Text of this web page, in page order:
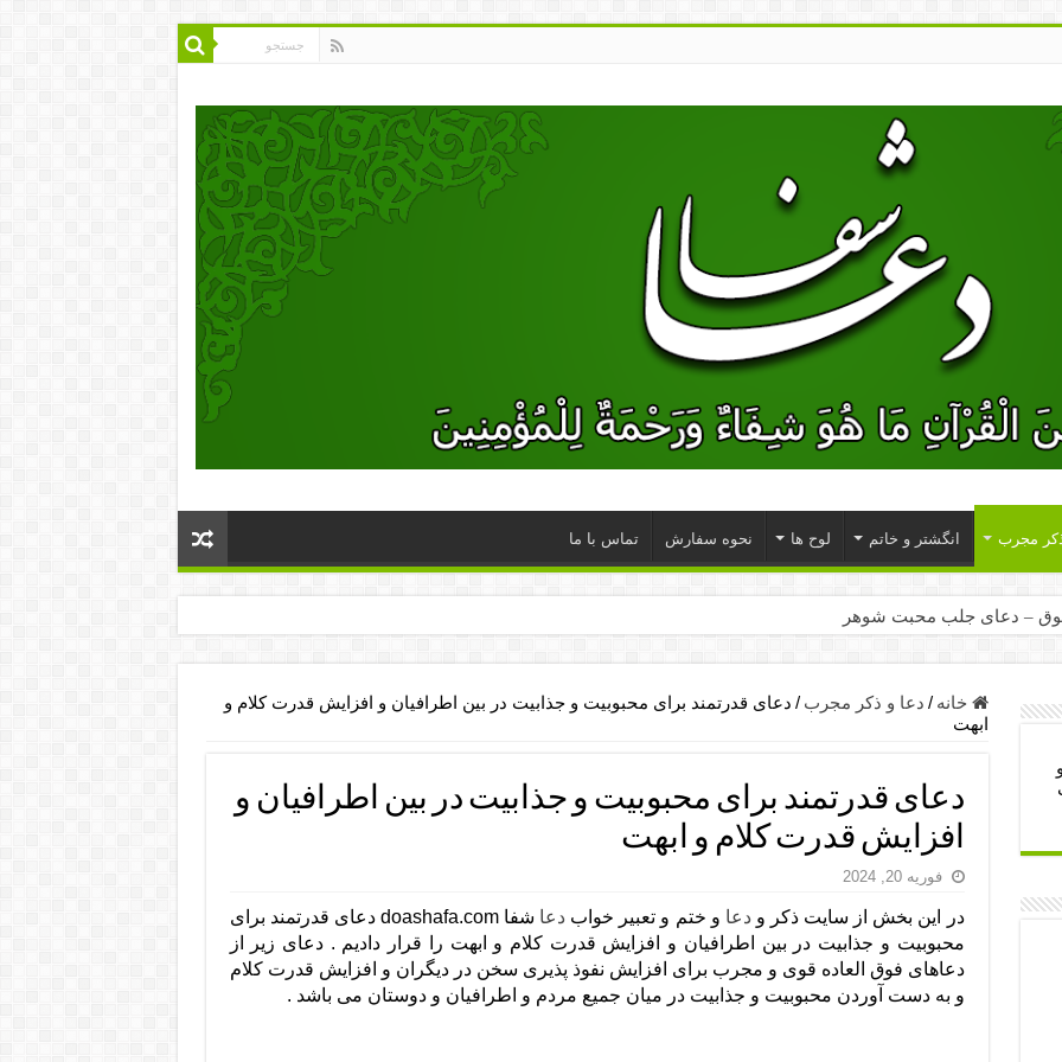
مجرب انگشتر و خاتم لوح ها نحوه سفارش تماس با ما
– دعای جلب محبت شوهر
– دعای یا من اظهر الجمیل برای حاجت
آن ها – ذکر مخصوص مستجاب الدعوه شدن
– دعای ترس و بی خوابی کودکان
دعای رفع مشکلات و طلب حاجت
– آیه‌ جلب ثروت و برکت مال
چشم زخم – دعای چشم زخم ماشاالله
برای آرامش قلب و رفع اضطراب
روز – دعای ثروت حضرت سلیمان
خانه / دعا و ذکر مجرب / دعای قدرتمند برای محبوبیت و جذابیت در بین اطرافیان و افزایش قدرت کلام و
ابهت
دعای قدرتمند برای محبوبیت و جذابیت در بین اطرافیان و
افزایش قدرت کلام و ابهت
فوریه 20, 2024
در این بخش از سایت ذکر ودعا و ختم و تعبیر خواب دعا
شفا doashafa.com دعای قدرتمند برای
محبوبیت و جذابیت در بین اطرافیان و افزایش قدرت کلام و ابهت را قرار دادیم . دعای زیر از
دعاهای فوق العاده قوی و مجرب برای افزایش نفوذ پذیری سخن در دیگران و افزایش قدرت کلام
و به دست آوردن محبوبیت و جذابیت در میان جمیع مردم و اطرافیان و دوستان می باشد .